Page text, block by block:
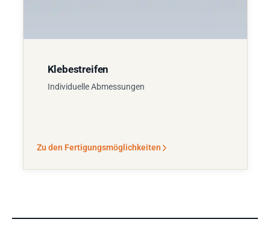
Klebestreifen
Individuelle Abmessungen
Zu den Fertigungsmöglichkeiten